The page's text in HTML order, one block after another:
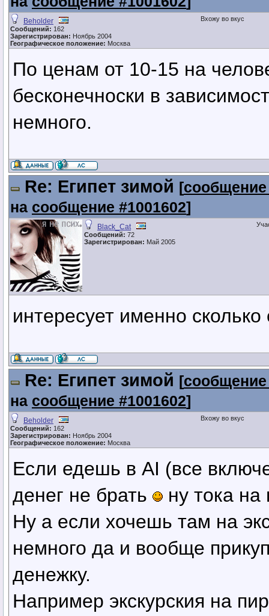
Beholder
Сообщений: 162
Зарегистрирован: Ноябрь 2004
Географическое положение: Москва
Вхожу во вкус
По ценам от 10-15 на
бесконечноски в
немного.
Re: Египет зимой [сообщение
на сообщение #1001602]
Black_Cat
Сообщений: 72
Зарегистрирован: Май 2005
интересует именно
Re: Египет зимой [сообщение
на сообщение #1001602]
Beholder
Сообщений: 162
Зарегистрирован: Ноябрь 2004
Географическое положение: Москва
Вхожу во вкус
Если едешь в AI (все
денег не брать
ну тока на
Ну а если хочешь там на
немного да и вообще
денежку.
Например экскурския на